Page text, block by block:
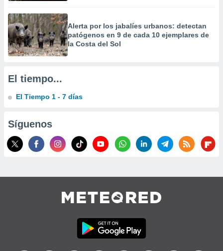
e
mediante
1199
Alerta por los jabalíes urbanos: detectan
patógenos en 9 de cada 10 ejemplares de
la Costa del Sol
El tiempo...
El Tiempo 1 - 7 días
Síguenos